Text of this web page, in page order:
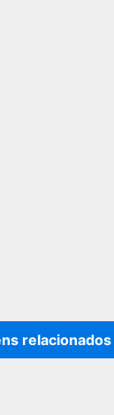
relacionados